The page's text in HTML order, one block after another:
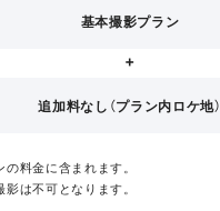
基本撮影プラン
追加料なし（プラン内ロケ地）
料金に含まれます。
は不可となります。